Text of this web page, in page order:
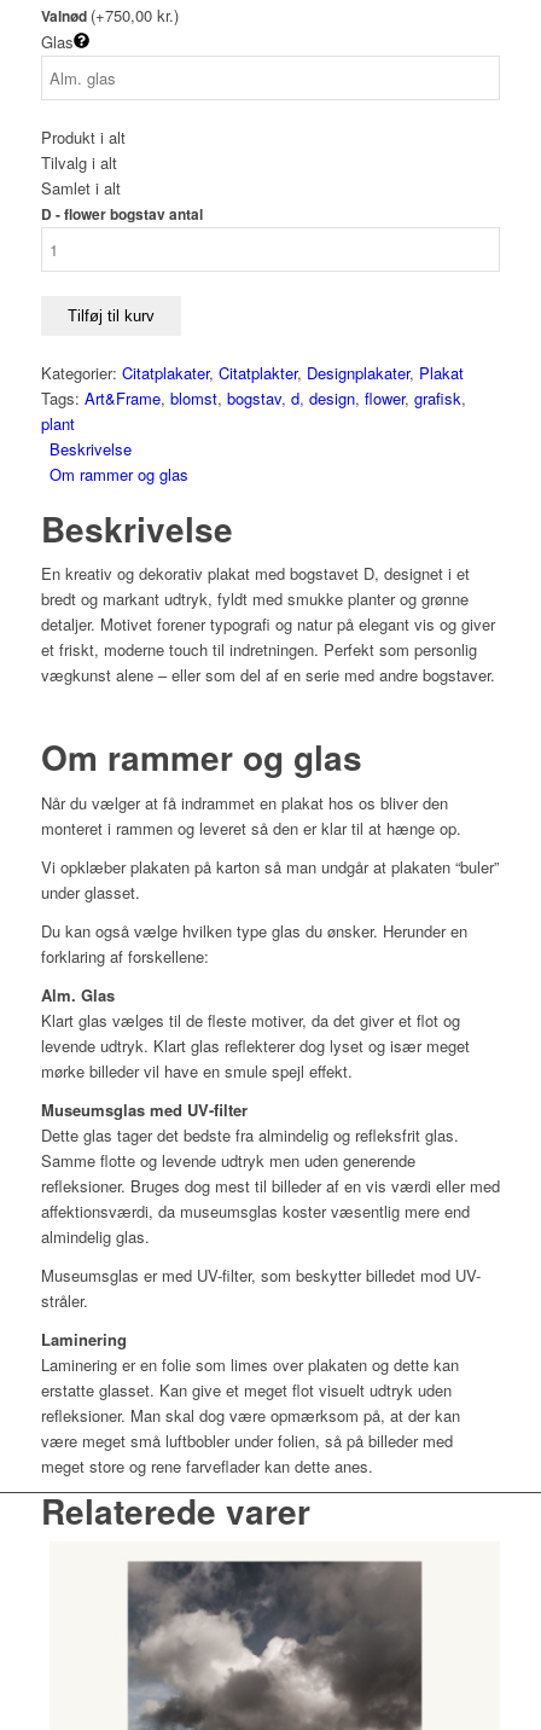
Valnød (+750,00 kr.)
Glas
Produkt i alt
Tilvalg i alt
Samlet i alt
D - flower bogstav antal
Tilføj til kurv
Kategorier: Citatplakater, Citatplakter, Designplakater, Plakat
Tags: Art&Frame, blomst, bogstav, d, design, flower, grafisk,
plant
Beskrivelse
Om rammer og glas
Beskrivelse
En kreativ og dekorativ plakat med bogstavet D, designet i et
bredt og markant udtryk, fyldt med smukke planter og grønne
detaljer. Motivet forener typografi og natur på elegant vis og giver
et friskt, moderne touch til indretningen. Perfekt som personlig
vægkunst alene – eller som del af en serie med andre bogstaver.
Om rammer og glas
Når du vælger at få indrammet en plakat hos os bliver den
monteret i rammen og leveret så den er klar til at hænge op.
Vi opklæber plakaten på karton så man undgår at plakaten “buler”
under glasset.
Du kan også vælge hvilken type glas du ønsker. Herunder en
forklaring af forskellene:
Alm. Glas
Klart glas vælges til de fleste motiver, da det giver et flot og
levende udtryk. Klart glas reflekterer dog lyset og især meget
mørke billeder vil have en smule spejl effekt.
Museumsglas med UV-filter
Dette glas tager det bedste fra almindelig og refleksfrit glas.
Samme flotte og levende udtryk men uden generende
refleksioner. Bruges dog mest til billeder af en vis værdi eller med
affektionsværdi, da museumsglas koster væsentlig mere end
almindelig glas.
Museumsglas er med UV-filter, som beskytter billedet mod UV-
stråler.
Laminering
Laminering er en folie som limes over plakaten og dette kan
erstatte glasset. Kan give et meget flot visuelt udtryk uden
refleksioner. Man skal dog være opmærksom på, at der kan
være meget små luftbobler under folien, så på billeder med
meget store og rene farveflader kan dette anes.
Relaterede varer